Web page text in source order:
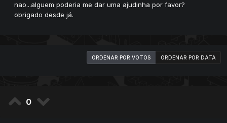
nao...alguem poderia me dar uma ajudinha por favor?
obrigado desde já.
ORDENAR POR VOTOS ORDENAR POR DATA
0